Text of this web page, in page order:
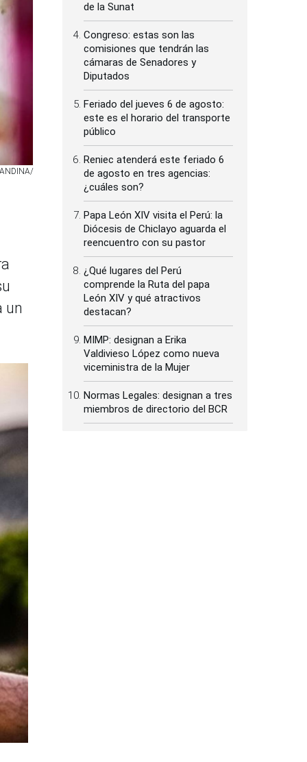
un
de la Sunat
Congreso: estas son las
comisiones que tendrán las
cámaras de Senadores y
Diputados
Feriado del jueves 6 de agosto:
este es el horario del transporte
público
Reniec atenderá este feriado 6
de agosto en tres agencias:
¿cuáles son?
Papa León XIV visita el Perú: la
Diócesis de Chiclayo aguarda el
reencuentro con su pastor
¿Qué lugares del Perú
comprende la Ruta del papa
León XIV y qué atractivos
destacan?
MIMP: designan a Erika
Valdivieso López como nueva
viceministra de la Mujer
Normas Legales: designan a tres
miembros de directorio del BCR